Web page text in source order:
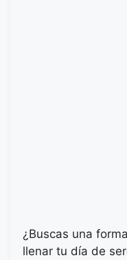
¿Buscas una
llenar tu día de